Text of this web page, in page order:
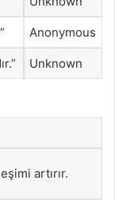
Anonymous
Unknown
artırır.